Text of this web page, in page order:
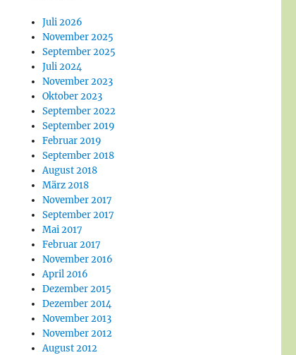
Juli 2026
November 2025
September 2025
Juli 2024
November 2023
Oktober 2023
September 2022
September 2019
Februar 2019
September 2018
August 2018
März 2018
November 2017
September 2017
Mai 2017
Februar 2017
November 2016
April 2016
Dezember 2015
Dezember 2014
November 2013
November 2012
August 2012